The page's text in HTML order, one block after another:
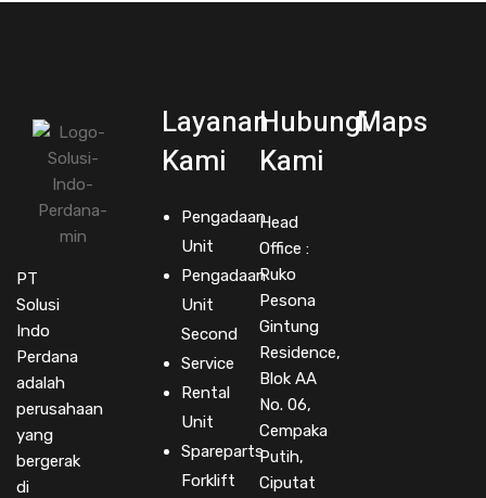
PT
Solusi
Indo
Perdana
adalah
perusahaan
yang
bergerak
di
Layanan
Kami
Pengadaan
Unit
Pengadaan
Unit
Second
Service
Rental
Unit
Spareparts
Forklift
Hubungi
Kami
Head
Office :
Ruko
Pesona
Gintung
Residence,
Blok AA
No. 06,
Cempaka
Putih,
Ciputat
Maps